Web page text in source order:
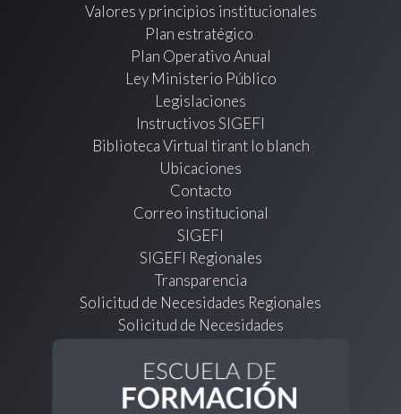
Valores y principios institucionales
Plan estratégico
Plan Operativo Anual
Ley Ministerio Público
Legislaciones
Instructivos SIGEFI
Biblioteca Virtual tirant lo blanch
Ubicaciones
Contacto
Correo institucional
SIGEFI
SIGEFI Regionales
Transparencia
Solicitud de Necesidades Regionales
Solicitud de Necesidades